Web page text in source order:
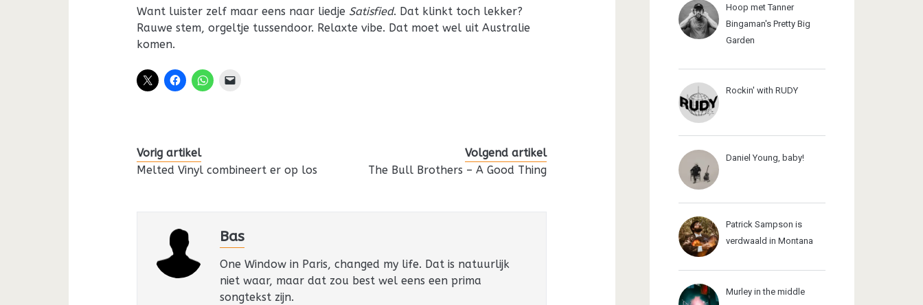
Want luister zelf maar eens naar liedje Satisfied. Dat klinkt toch lekker?
Rauwe stem, orgeltje tussendoor. Relaxte vibe. Dat moet wel uit Australie
komen.
Vorig artikel
Melted Vinyl combineert er op los
Volgend artikel
The Bull Brothers – A Good Thing
Bas
One Window in Paris, changed my life. Dat is natuurlijk
niet waar, maar dat zou best wel eens een prima
songtekst zijn.
Hoop met Tanner
Bingaman's Pretty Big
Garden
Rockin' with RUDY
Daniel Young, baby!
Patrick Sampson is
verdwaald in Montana
Murley in the middle